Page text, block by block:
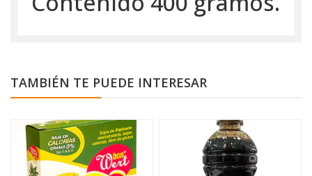
TAMBIÉN TE PUEDE INTERESAR